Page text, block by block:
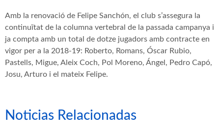
Amb la renovació de Felipe Sanchón, el club s’assegura la
continuïtat de la columna vertebral de la passada campanya i
ja compta amb un total de dotze jugadors amb contracte en
vigor per a la 2018-19: Roberto, Romans, Óscar Rubio,
Pastells, Migue, Aleix Coch, Pol Moreno, Ángel, Pedro Capó,
Josu, Arturo i el mateix Felipe.
Noticias Relacionadas